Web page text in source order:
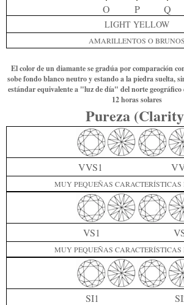
O P Q
LIGHT YELLOW
AMARILLENTOS O BRUNOS
El color de un diamante se gradúa por comparación
sobe fondo blanco neutro y estando a la piedra suelta,
estándar equivalente a "luz de día" del norte geográfico
12 horas solares
Pureza
VVS1
MUY PEQUEÑAS CARACTERÍSTICAS
VS1
MUY PEQUEÑAS CARACTERÍSTICAS
SI1